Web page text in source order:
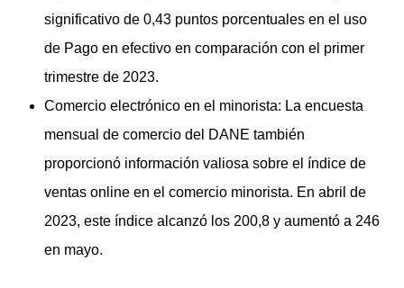
significativo de 0,43 puntos porcentuales en el uso
de Pago en efectivo en comparación con el primer
trimestre de 2023.
Comercio electrónico en el minorista: La encuesta
mensual de comercio del DANE también
proporcionó información valiosa sobre el índice de
ventas online en el comercio minorista. En abril de
2023, este índice alcanzó los 200,8 y aumentó a 246
en mayo.